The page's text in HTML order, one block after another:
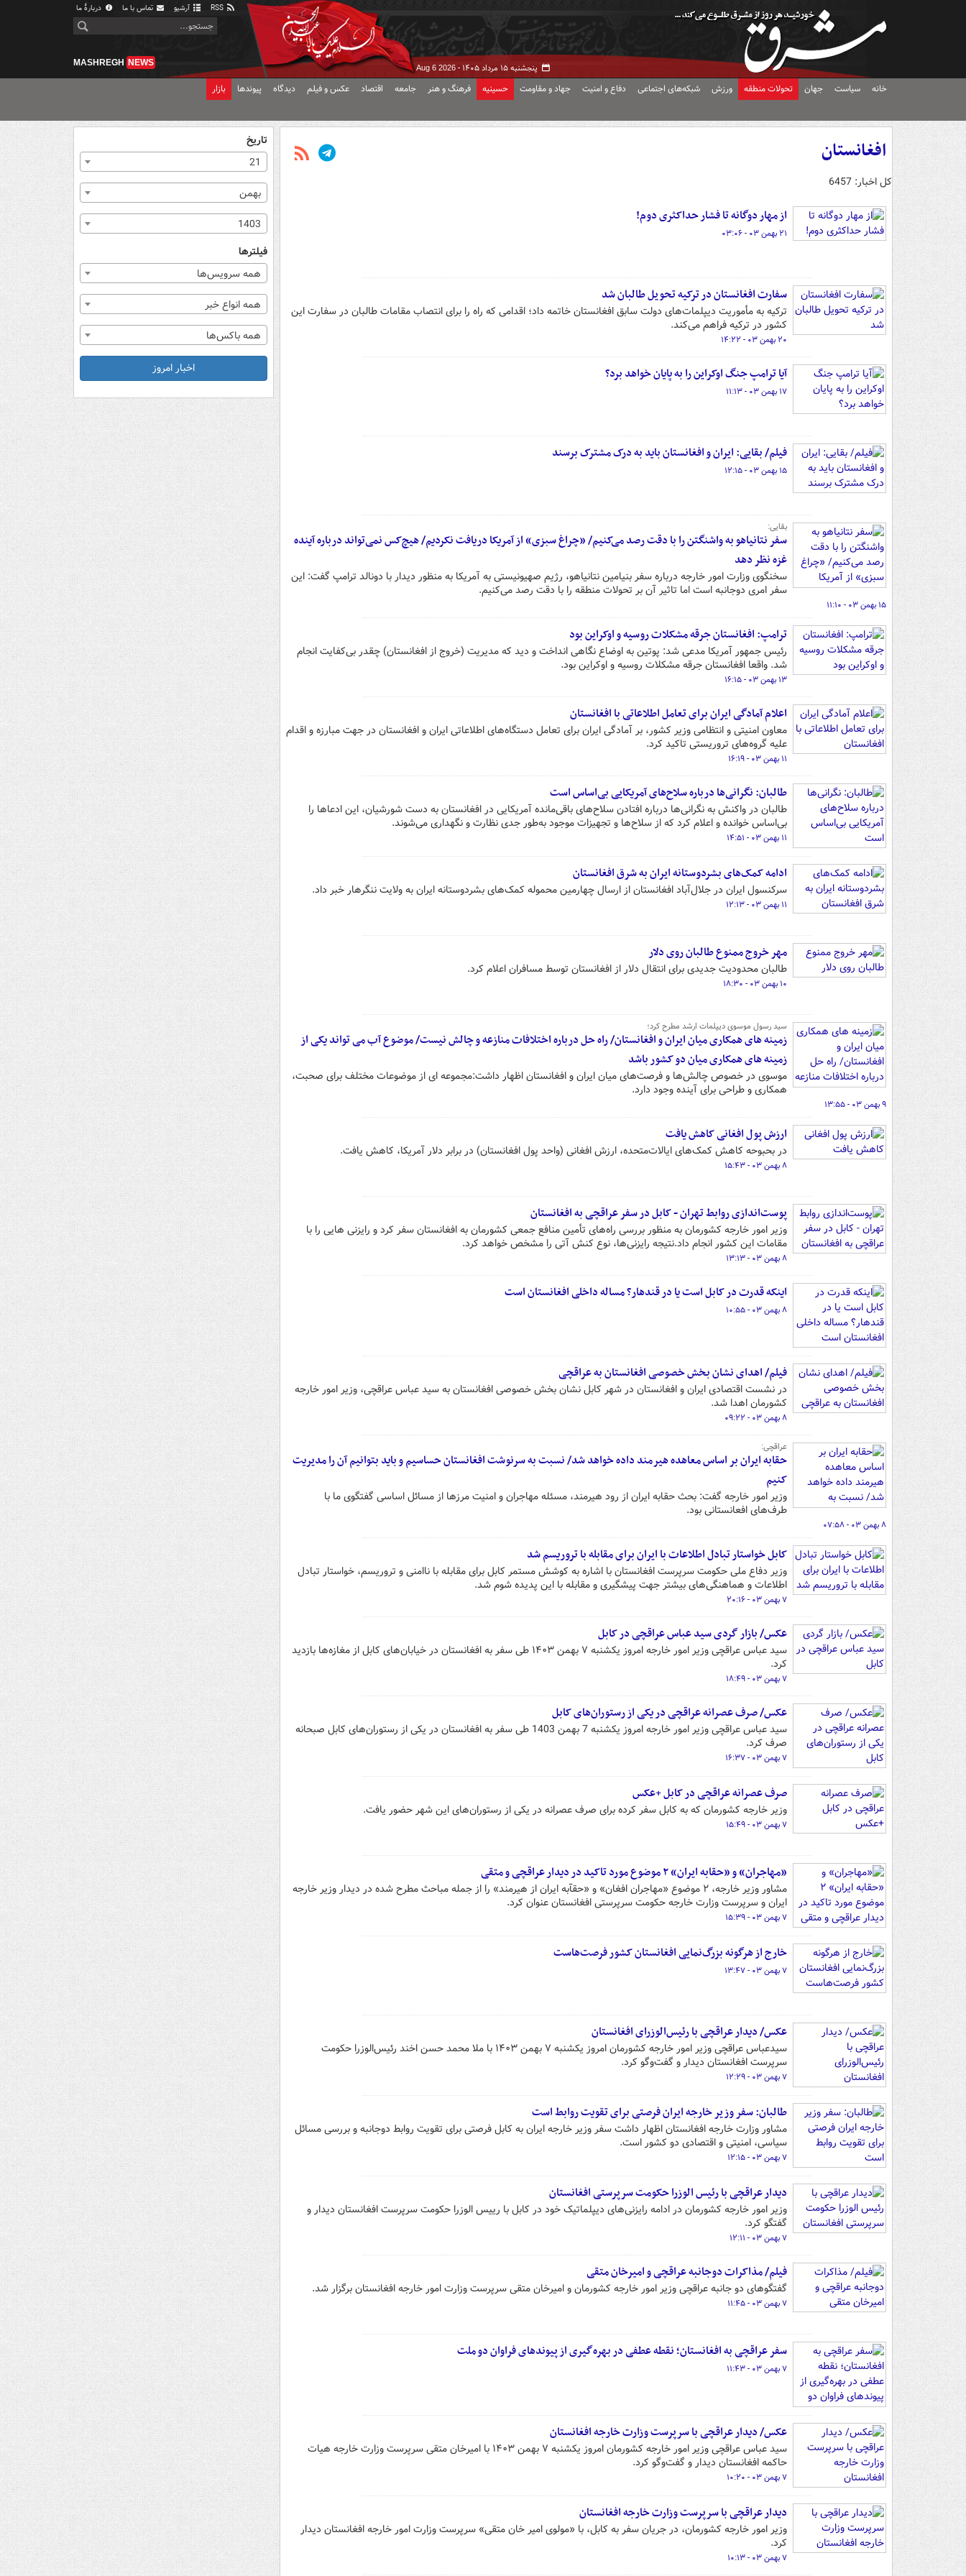
آرشیو تماس با ما دربارهٔ ما
پنجشنبه ۱۵ مرداد ۱۴۰۵ - Aug 6 2026
MASHREGH NEWS
خانه سیاست جهان تحولات منطقه ورزش شبکه‌های اجتماعی دفاع و امنیت جهاد و مقاومت حسینیه فرهنگ و هنر جامعه اقتصاد عکس و فیلم دیدگاه پیوندها بازار
افغانستان
کل اخبار: 6457
از مهار دوگانه تا فشار حداکثری دوم!
۲۱ بهمن ۰۳ - ۰۳:۰۶
سفارت افغانستان در ترکیه تحویل طالبان شد
ترکیه به مأموریت دیپلمات‌های دولت سابق افغانستان خاتمه داد؛ اقدامی که راه را برای انتصاب مقامات طالبان در سفارت این
کشور در ترکیه فراهم می‌کند.
۲۰ بهمن ۰۳ - ۱۴:۲۲
آیا ترامپ جنگ اوکراین را به پایان خواهد برد؟
۱۷ بهمن ۰۳ - ۱۱:۱۳
فیلم/ بقایی: ایران و افغانستان باید به درک مشترک برسند
۱۵ بهمن ۰۳ - ۱۲:۱۵
بقایی:
سفر نتانیاهو به واشنگتن را با دقت رصد می‌کنیم/ «چراغ سبزی» از آمریکا دریافت نکردیم/ هیچ‌کس نمی‌تواند درباره آینده
غزه نظر دهد
سخنگوی وزارت امور خارجه درباره سفر بنیامین نتانیاهو، رژیم صهیونیستی به آمریکا به منظور دیدار با دونالد ترامپ گفت: این
سفر امری دوجانبه است اما تاثیر آن بر تحولات منطقه را با دقت رصد می‌کنیم.
۱۵ بهمن ۰۳ - ۱۱:۱۰
ترامپ: افغانستان جرقه مشکلات روسیه و اوکراین بود
رئیس جمهور آمریکا مدعی شد: پوتین به اوضاع نگاهی انداخت و دید که مدیریت (خروج از افغانستان) چقدر بی‌کفایت انجام
شد. واقعا افغانستان جرقه مشکلات روسیه و اوکراین بود.
۱۳ بهمن ۰۳ - ۱۶:۱۵
اعلام آمادگی ایران برای تعامل اطلاعاتی با افغانستان
معاون امنیتی و انتظامی وزیر کشور، بر آمادگی ایران برای تعامل دستگاه‌های اطلاعاتی ایران و افغانستان در جهت مبارزه و اقدام
علیه گروه‌های تروریستی تاکید کرد.
۱۱ بهمن ۰۳ - ۱۶:۱۹
طالبان: نگرانی‌ها درباره سلاح‌های آمریکایی بی‌اساس است
طالبان در واکنش به نگرانی‌ها درباره افتادن سلاح‌های باقی‌مانده آمریکایی در افغانستان به دست شورشیان، این ادعاها را
بی‌اساس خوانده و اعلام کرد که از سلاح‌ها و تجهیزات موجود به‌طور جدی نظارت و نگهداری می‌شوند.
۱۱ بهمن ۰۳ - ۱۴:۵۱
ادامه کمک‌های بشردوستانه ایران به شرق افغانستان
سرکنسول ایران در جلال‌آباد افغانستان از ارسال چهارمین محموله کمک‌های بشردوستانه ایران به ولایت ننگرهار خبر داد.
۱۱ بهمن ۰۳ - ۱۲:۱۳
مهر خروج ممنوع طالبان روی دلار
طالبان محدودیت جدیدی برای انتقال دلار از افغانستان توسط مسافران اعلام کرد.
۱۰ بهمن ۰۳ - ۱۸:۳۰
سید رسول موسوی دیپلمات ارشد مطرح کرد؛
زمینه های همکاری میان ایران و افغانستان/ راه حل درباره اختلافات منازعه و چالش نیست/ موضوع آب می تواند یکی از
زمینه های همکاری میان دو کشور باشد
موسوی در خصوص چالش‌ها و فرصت‌های میان ایران و افغانستان اظهار داشت:مجموعه ای از موضوعات مختلف برای صحبت،
همکاری و طراحی برای آینده وجود دارد.
۹ بهمن ۰۳ - ۱۳:۵۵
ارزش پول افغانی کاهش یافت
در بحبوحه کاهش کمک‌های ایالات‌متحده، ارزش افغانی (واحد پول افغانستان) در برابر دلار آمریکا، کاهش یافت.
۸ بهمن ۰۳ - ۱۵:۴۳
پوست‌اندازی روابط تهران - کابل در سفر عراقچی به افغانستان
وزیر امور خارجه کشورمان به منظور بررسی راه‌های تأمین منافع جمعی کشورمان به افغانستان سفر کرد و رایزنی هایی را با
مقامات این کشور انجام داد.نتیجه رایزنی‌ها، نوع کنش آتی را مشخص خواهد کرد.
۸ بهمن ۰۳ - ۱۳:۱۳
اینکه قدرت در کابل است یا در قندهار؟ مساله داخلی افغانستان است
۸ بهمن ۰۳ - ۱۰:۵۵
فیلم/ اهدای نشان بخش خصوصی افغانستان به عراقچی
در نشست اقتصادی ایران و افغانستان در شهر کابل نشان بخش خصوصی افغانستان به سید عباس عراقچی، وزیر امور خارجه
کشورمان اهدا شد.
۸ بهمن ۰۳ - ۰۹:۲۲
عراقچی:
حقابه ایران بر اساس معاهده هیرمند داده خواهد شد/ نسبت به سرنوشت افغانستان حساسیم و باید بتوانیم آن را مدیریت
کنیم
وزیر امور خارجه گفت: بحث حقابه ایران از رود هیرمند، مسئله مهاجران و امنیت مرزها از مسائل اساسی گفتگوی ما با
طرف‌های افعانستانی بود.
۸ بهمن ۰۳ - ۰۷:۵۸
کابل خواستار تبادل اطلاعات با ایران برای مقابله با تروریسم شد
وزیر دفاع ملی حکومت سرپرست افغانستان با اشاره به کوشش مستمر کابل برای مقابله با ناامنی و تروریسم، خواستار تبادل
اطلاعات و هماهنگی‌های بیشتر جهت پیشگیری و مقابله با این پدیده شوم شد.
۷ بهمن ۰۳ - ۲۰:۱۶
عکس/ بازار گردی سید عباس عراقچی در کابل
سید عباس عراقچی وزیر امور خارجه امروز یکشنبه ۷ بهمن ۱۴۰۳ طی سفر به افغانستان در خیابان‌های کابل از مغازه‌ها بازدید
کرد.
۷ بهمن ۰۳ - ۱۸:۴۹
عکس/ صرف عصرانه عراقچی در یکی از رستوران‌های کابل
سید عباس عراقچی وزیر امور خارجه امروز یکشنبه 7 بهمن 1403 طی سفر به افغانستان در یکی از رستوران‌های کابل صبحانه
صرف کرد.
۷ بهمن ۰۳ - ۱۶:۳۷
صرف عصرانه عراقچی در کابل +عکس
وزیر خارجه کشورمان که به کابل سفر کرده برای صرف عصرانه در یکی از رستوران‌های این شهر حضور یافت.
۷ بهمن ۰۳ - ۱۵:۴۹
«مهاجران» و «حقابه ایران» ۲ موضوع مورد تاکید در دیدار عراقچی و متقی
مشاور وزیر خارجه، ۲ موضوع «مهاجران افغان» و «حقآبه ایران از هیرمند» را از جمله مباحث مطرح شده در دیدار وزیر خارجه
ایران و سرپرست وزارت خارجه حکومت سرپرستی افغانستان عنوان کرد.
۷ بهمن ۰۳ - ۱۵:۳۹
خارج از هرگونه بزرگ‌نمایی افغانستان کشور فرصت‌هاست
۷ بهمن ۰۳ - ۱۳:۴۷
عکس/ دیدار عراقچی با رئیس‌الوزرای افغانستان
سیدعباس عراقچی وزیر امور خارجه کشورمان امروز یکشنبه ۷ بهمن ۱۴۰۳ با ملا محمد حسن اخند رئیس‌الوزرا حکومت
سرپرست افغانستان دیدار و گفت‌وگو کرد.
۷ بهمن ۰۳ - ۱۲:۲۹
طالبان: سفر وزیر خارجه ایران فرصتی برای تقویت روابط است
مشاور وزارت خارجه افغانستان اظهار داشت سفر وزیر خارجه ایران به کابل فرصتی برای تقویت روابط دوجانبه و بررسی مسائل
سیاسی، امنیتی و اقتصادی دو کشور است.
۷ بهمن ۰۳ - ۱۲:۱۵
دیدار عراقچی با رئیس الوزرا حکومت سرپرستی افغانستان
وزیر امور خارجه کشورمان در ادامه رایزنی‌های دیپلماتیک خود در کابل با رییس الوزرا حکومت سرپرست افغانستان دیدار و
گفتگو کرد.
۷ بهمن ۰۳ - ۱۲:۱۱
فیلم/ مذاکرات دوجانبه عراقچی و امیرخان متقی
گفتگوهای دو جانبه عراقچی وزیر امور خارجه کشورمان و امیرخان متقی سرپرست وزارت امور خارجه افغانستان برگزار شد.
۷ بهمن ۰۳ - ۱۱:۴۵
سفر عراقچی به افغانستان؛ نقطه عطفی در بهره‌گیری از پیوندهای فراوان دو ملت
۷ بهمن ۰۳ - ۱۱:۴۳
عکس/ دیدار عراقچی با سرپرست وزارت خارجه افغانستان
سید عباس عراقچی وزیر امور خارجه کشورمان امروز یکشنبه ۷ بهمن ۱۴۰۳ با امیرخان متقی سرپرست وزارت خارجه هیات
حاکمه افغانستان دیدار و گفت‌وگو کرد.
۷ بهمن ۰۳ - ۱۰:۲۰
دیدار عراقچی با سرپرست وزارت خارجه افغانستان
وزیر امور خارجه کشورمان، در جریان سفر به کابل، با «مولوی امیر خان متقی» سرپرست وزارت امور خارجه افغانستان دیدار
کرد.
۷ بهمن ۰۳ - ۱۰:۱۳
تاریخ
21
بهمن
1403
فیلترها
همه سرویس‌ها
همه انواع خبر
همه باکس‌ها
اخبار امروز